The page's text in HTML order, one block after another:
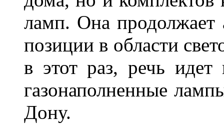
ламп. Она продолжает
позиции в области
в этот раз, речь
газонаполненные
Дону.